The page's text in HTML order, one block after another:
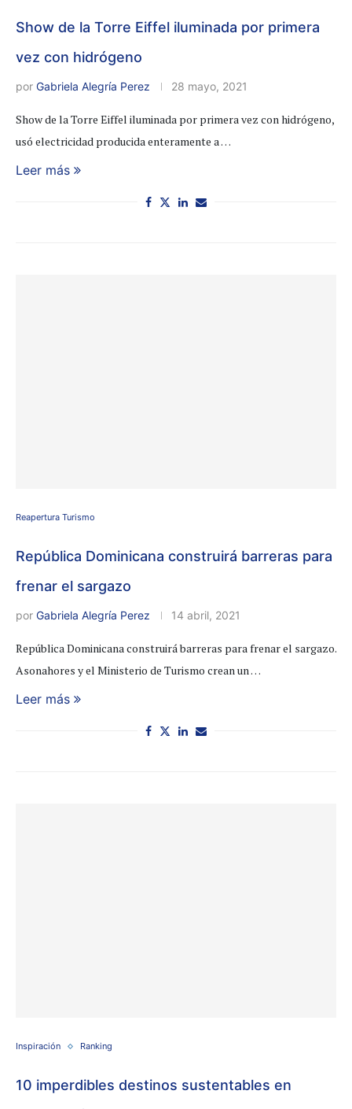
Show de la Torre Eiffel iluminada por primera
vez con hidrógeno
por Gabriela Alegría Perez 28 mayo, 2021
Show de la Torre Eiffel iluminada por primera vez con hidrógeno,
usó electricidad producida enteramente a …
Leer más
Reapertura Turismo
República Dominicana construirá barreras para
frenar el sargazo
por Gabriela Alegría Perez 14 abril, 2021
República Dominicana construirá barreras para frenar el sargazo.
Asonahores y el Ministerio de Turismo crean un …
Leer más
Inspiración Ranking
10 imperdibles destinos sustentables en